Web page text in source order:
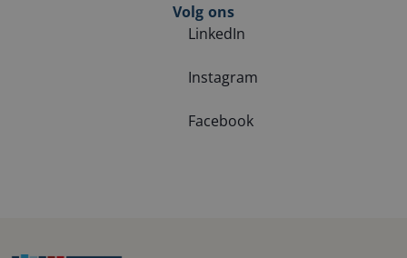
Volg ons
LinkedIn
Instagram
Facebook